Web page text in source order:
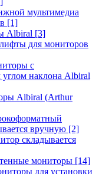
мультимедиа
[1]
Albiral [3]
для мониторов
с
наклона Albiral
Albiral (Arthur
вручную [2]
складывается
мониторы [14]
для установки